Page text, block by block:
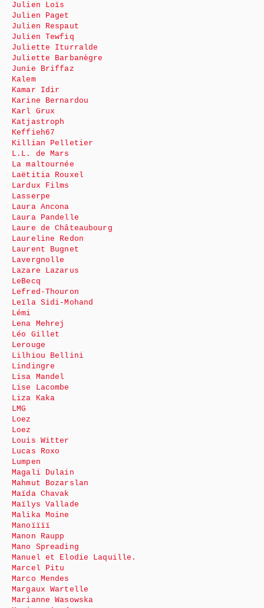
Julien Loïs
Julien Paget
Julien Respaut
Julien Tewfiq
Juliette Iturralde
Juliette Barbanègre
Junie Briffaz
Kalem
Kamar Idir
Karine Bernardou
Karl Grux
Katjastroph
Keffieh67
Killian Pelletier
L.L. de Mars
La maltournée
Laëtitia Rouxel
Lardux Films
Lasserpe
Laura Ancona
Laura Pandelle
Laure de Châteaubourg
Laureline Redon
Laurent Bugnet
Lavergnolle
Lazare Lazarus
LeBecq
Lefred-Thouron
Leïla Sidi-Mohand
Lémi
Lena Mehrej
Léo Gillet
Lerouge
Lilhiou Bellini
Lindingre
Lisa Mandel
Lise Lacombe
Liza Kaka
LMG
Loez
Loez
Louis Witter
Lucas Roxo
Lumpen
Magali Dulain
Mahmut Bozarslan
Maïda Chavak
Maïlys Vallade
Malika Moine
Manoïïïï
Manon Raupp
Mano Spreading
Manuel et Elodie Laquille.
Marcel Pitu
Marco Mendes
Margaux Wartelle
Marianne Wasowska